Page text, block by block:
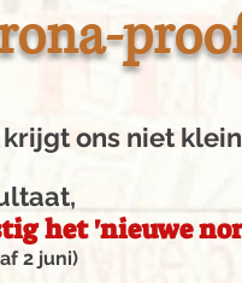
ons niet
het 'nieuwe
2 juni)